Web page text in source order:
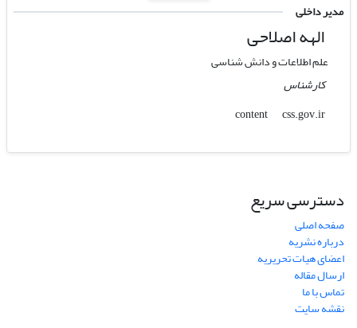
مدیر داخلی
الهه اصلاحی
علم اطلاعات و دانش شناسی
کارشناس
content
css.gov.ir
دسترسی سریع
صفحه اصلی
درباره نشریه
اعضای هیات تحریریه
ارسال مقاله
تماس با ما
نقشه سایت